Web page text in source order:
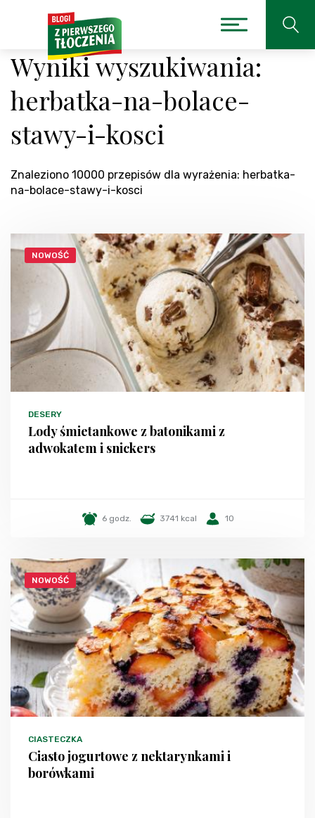
Wyniki wyszukiwania:
herbatka-na-bolace-
stawy-i-kosci
Znaleziono 10000 przepisów dla wyrażenia: herbatka-
na-bolace-stawy-i-kosci
NOWOŚĆ
DESERY
Lody śmietankowe z batonikami z
adwokatem i snickers
6 godz. 3741 kcal 10
NOWOŚĆ
CIASTECZKA
Ciasto jogurtowe z nektarynkami i
borówkami